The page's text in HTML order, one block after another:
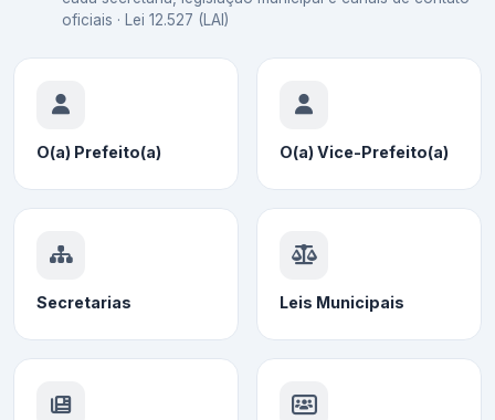
oficiais · Lei 12.527 (LAI)
O(a) Prefeito(a) O(a) Vice-Prefeito(a)
Secretarias Leis Municipais